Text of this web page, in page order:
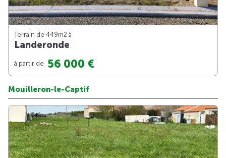
Terrain de 449m2 à
Landeronde
à partir de 56 000 €
Mouilleron-le-Captif